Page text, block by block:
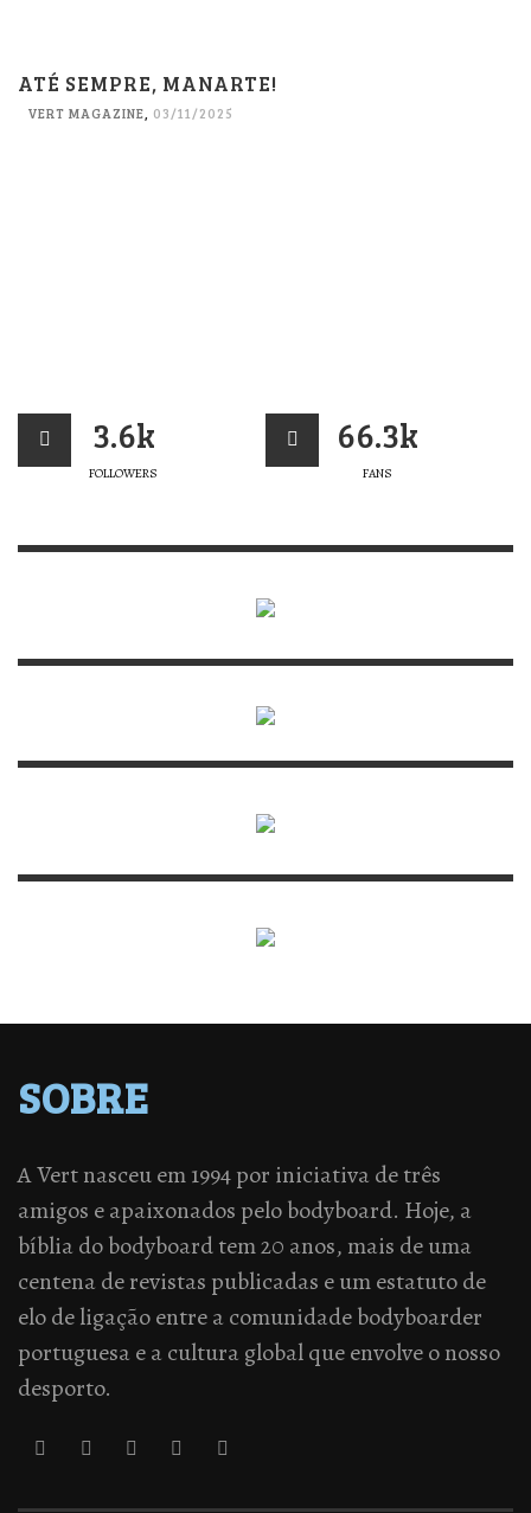
ATÉ SEMPRE, MANARTE!
VERT MAGAZINE, 03/11/2025
3.6k
FOLLOWERS
66.3k
FANS
SOBRE
A Vert nasceu em 1994 por iniciativa de três
amigos e apaixonados pelo bodyboard. Hoje, a
bíblia do bodyboard tem 20 anos, mais de uma
centena de revistas publicadas e um estatuto de
elo de ligação entre a comunidade bodyboarder
portuguesa e a cultura global que envolve o nosso
desporto.